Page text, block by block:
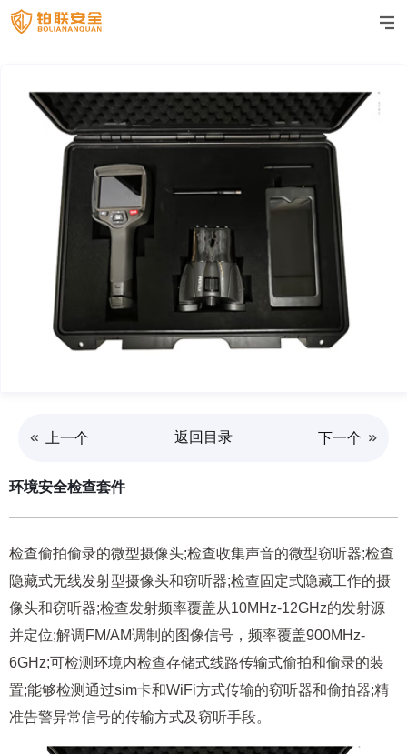
上一个 返回目录 下一个
环境安全检查套件
检查偷拍偷录的微型摄像头;检查收集声音的微型窃听器;检查
隐藏式无线发射型摄像头和窃听器;检查固定式隐藏工作的摄
像头和窃听器;检查发射频率覆盖从10MHz-12GHz的发射源
并定位;解调FM/AM调制的图像信号，频率覆盖900MHz-
6GHz;可检测环境内检查存储式线路传输式偷拍和偷录的装
置;能够检测通过sim卡和WiFi方式传输的窃听器和偷拍器;精
准告警异常信号的传输方式及窃听手段。